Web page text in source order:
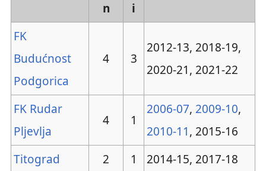
n
i
FK
Budućnost
Podgorica
4 3
2012-13, 2018-19,
2020-21, 2021-22
FK Rudar
Pljevlja
4 1
2006-07, 2009-10,
2010-11, 2015-16
Titograd
2 1
2014-15, 2017-18